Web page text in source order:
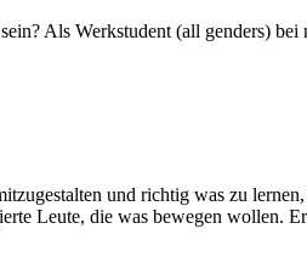
Als Werkstudent (all genders)
und richtig was zu
Leute, die was bewegen wollen.